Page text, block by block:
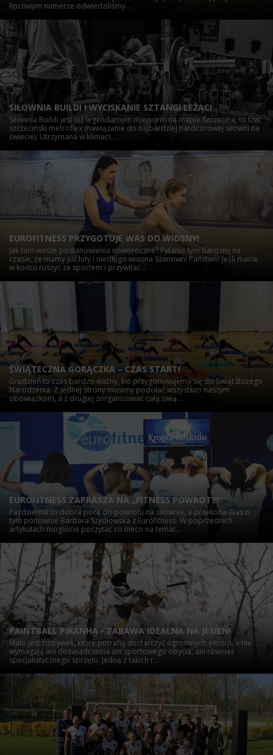
lipcowym numerze odwiedziliśmy...
SIŁOWNIA BUILDI I WYCISKANIE SZTANGI LEŻĄC!
Siłownia Buildi jest już legendarnym miejscem na mapie Szczecina, to tzw.
szczeciński metroflex (nawiązanie do najbardziej hardcorowej siłowni na
świecie). Utrzymana w klimaci...
EUROFITNESS PRZYGOTUJE WAS DO WIOSNY!
Jak tam wasze postanowienia noworoczne? Pytanie tym bardziej na
czasie, że mamy już luty i niedługo wiosna Szanowni Państwo! Jeśli macie
w końcu ruszyć ze sportem i przywitać...
ŚWIĄTECZNA GORĄCZKA – CZAS START!
Grudzień to czas bardzo ważny, bo przygotowujemy się do Świąt Bożego
Narodzenia. Z jednej strony musimy podołać wszystkim naszym
obowiązkom, a z drugiej zorganizować całą świą...
EUROFITNESS ZAPRASZA NA „FITNESS POWROTY!”
Październik to dobra pora do powrotu na siłownię, a przekona Was o
tym ponownie Barbara Szydłowska z Eurofitness. W poprzednich
artykułach mogliście poczytać co nieco na temat...
PAINTBALL PIRANHA - ZABAWA IDEALNA NA JESIEŃ!
Mało jest rozrywek, które potrafią dostarczyć ogromnych emocji, a nie
wymagają ani doświadczenia ani sportowego obycia, ani również
specjalistycznego sprzętu. Jedną z takich r...